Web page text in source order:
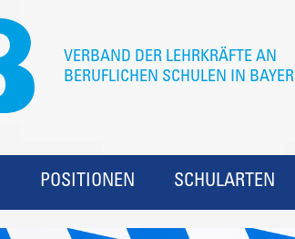
POSITIONEN SCHULARTEN